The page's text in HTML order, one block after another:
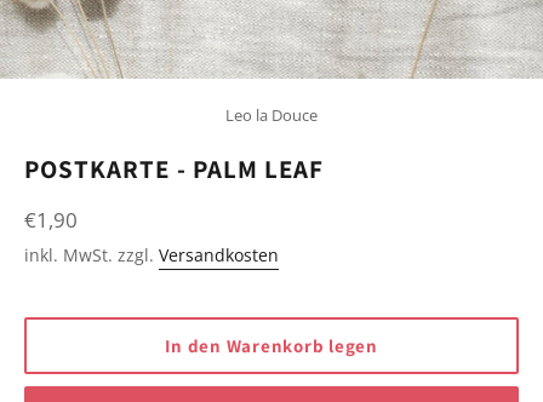
Leo la Douce
POSTKARTE - PALM LEAF
Normaler
Preis
€1,90
inkl. MwSt. zzgl. Versandkosten
In den Warenkorb legen